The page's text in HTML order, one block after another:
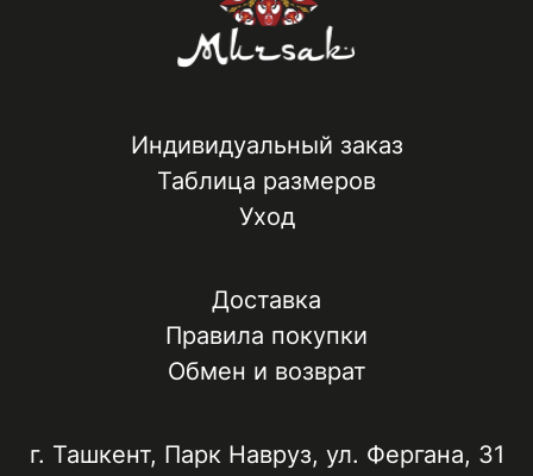
Индивидуальный заказ
Таблица размеров
Уход
Доставка
Правила покупки
Обмен и возврат
г. Ташкент, ​Парк Навруз​, ул. Фергана, 31